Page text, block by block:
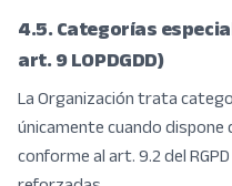
4.5. Categorías
art. 9 LOPDGDD)
La Organización trata
únicamente cuando dispone
conforme al art. 9.2 del